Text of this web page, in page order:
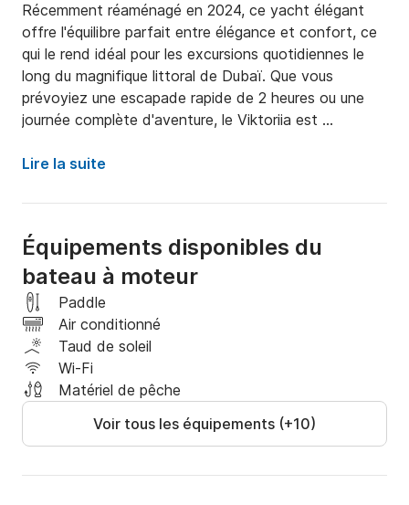
Récemment réaménagé en 2024, ce yacht élégant
offre l'équilibre parfait entre élégance et confort, ce
qui le rend idéal pour les excursions quotidiennes le
long du magnifique littoral de Dubaï. Que vous
prévoyiez une escapade rapide de 2 heures ou une
journée complète d'aventure, le Viktoriia est
qui le rend parfait pour des fêtes inoubliables, des
relaxante.
Le Viktoriia dispose de magnifiques espaces
extérieurs et intérieurs, conçus dans un souci de luxe.
Son ponton spacieux et ses sièges confortables
vous permettent de profiter du soleil tout en
profitant de la vue. Avec un bimini pour l'ombre, un
réfrigérateur pour garder vos rafraîchissements au
frais et une plateforme de bain pour un accès facile à
l'eau, chaque détail est conçu pour vous assurer une
expérience mémorable. Pour plus de plaisir, de la
nourriture et des boissons alcoolisées sont
disponibles sur demande moyennant des frais
Lire la suite
Équipements disponibles du
bateau à moteur
Paddle
Air conditionné
Taud de soleil
Wi-Fi
Matériel de pêche
Voir tous les équipements (+10)